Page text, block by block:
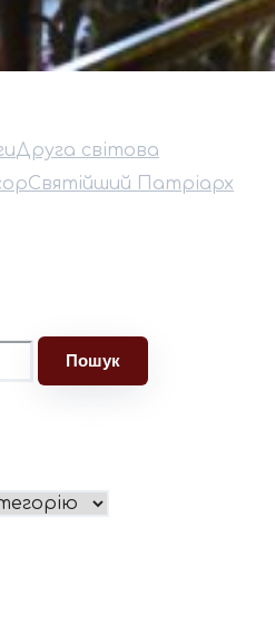
Друга світова
Святійший Патріарх